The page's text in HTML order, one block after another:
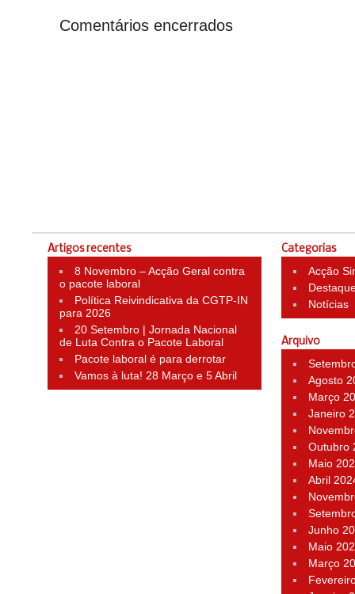
Comentários encerrados
Artigos recentes
8 Novembro – Acção Geral contra
o pacote laboral
Política Reivindicativa da CGTP-IN
para 2026
20 Setembro | Jornada Nacional
de Luta Contra o Pacote Laboral
Pacote laboral é para derrotar
Vamos à luta! 28 Março e 5 Abril
Categorias
Acção
Notícias
Arquivo
Agosto
Março
Janeiro
Outubro
Maio
Abril
Junho
Maio
Março